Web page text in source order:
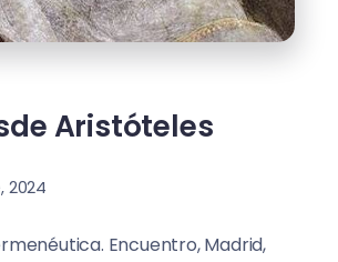
Aristóteles
2024
Encuentro, Madrid,